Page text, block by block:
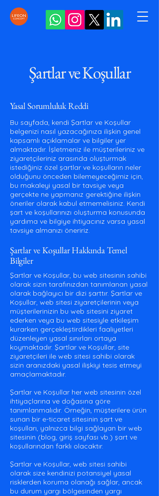
Şartlar ve Koşullar
Yasal Sorumluluk Reddi
Bu sayfada, kendi Şartlar ve Koşullar
belgenizi nasıl yazacağınıza ilişkin genel
kapsamlı açıklamalar ve bilgiler yer
almaktadır. İşletmeniz ile müşterileriniz ve
ziyaretçileriniz arasında oluşturmak
istediğiniz özel şartlar ve koşulların neler
olduğunu önceden bilemeyeceğimiz için,
bu makaleyi yasal bir tavsiye veya
gerçekte ne yapmanız gerektiğine ilişkin
öneriler olarak kabul etmemelisiniz. Kendi
şart ve koşullarınızı oluşturma konusunda
yardıma ve bilgiye ihtiyacınız varsa yasal
tavsiye almanızı öneririz.
Şartlar ve Koşullar Hakkında Temel
Bilgiler
Şartlar ve Koşullar, bu web sitesinin sahibi
olarak sizin tarafınızdan tanımlanan yasal
olarak bağlayıcı bir dizi şarttır. Şartlar ve
Koşullar, web sitesi ziyaretçilerinin veya
müşterilerinizin bu web sitesini ziyaret
ederken veya bu web sitesiyle etkileşim
kurarken gerçekleştirdikleri faaliyetleri
düzenleyen yasal sınırları ortaya
koymaktadır. Şartlar ve Koşullar, site
ziyaretçileri ile web sitesi sahibi olarak
sizin aranızdaki yasal ilişkiyi tesis etmeyi
amaçlamaktadır.
Şartlar ve Koşullar her web sitesinin özel
ihtiyaçlarına ve doğasına göre
tanımlanmalıdır. Örneğin, müşterilere ürün
sunan bir e-ticaret sitesinin şart ve
koşulları, yalnızca bilgi sağlayan bir web
sitesinin (blog, giriş sayfası vb.) şart ve
koşullarından farklı olacaktır.
Şartlar ve Koşullar, web sitesi sahibi
olarak size kendinizi potansiyel yasal
risklerden koruma olanağı sağlar, ancak
bu durum yargı bölgesinden yargı